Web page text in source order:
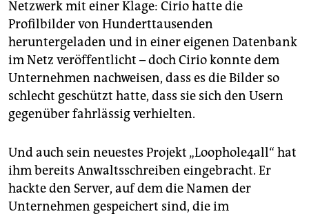
Netzwerk mit einer Klage: Cirio hatte die
Profilbilder von Hunderttausenden
heruntergeladen und in einer eigenen Datenbank
im Netz veröffentlicht – doch Cirio konnte dem
Unternehmen nachweisen, dass es die Bilder so
schlecht geschützt hatte, dass sie sich den Usern
gegenüber fahrlässig verhielten.
Und auch sein neuestes Projekt „Loophole4all“ hat
ihm bereits Anwaltsschreiben eingebracht. Er
hackte den Server, auf dem die Namen der
Unternehmen gespeichert sind, die im